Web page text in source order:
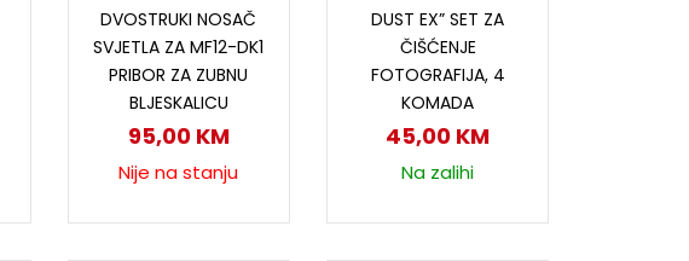
DVOSTRUKI NOSAČ
SVJETLA ZA MF12-DK1
PRIBOR ZA ZUBNU
BLJESKALICU
95,00 KM
Nije na stanju
DUST EX” SET ZA
ČIŠĆENJE
FOTOGRAFIJA, 4
KOMADA
45,00 KM
Na zalihi